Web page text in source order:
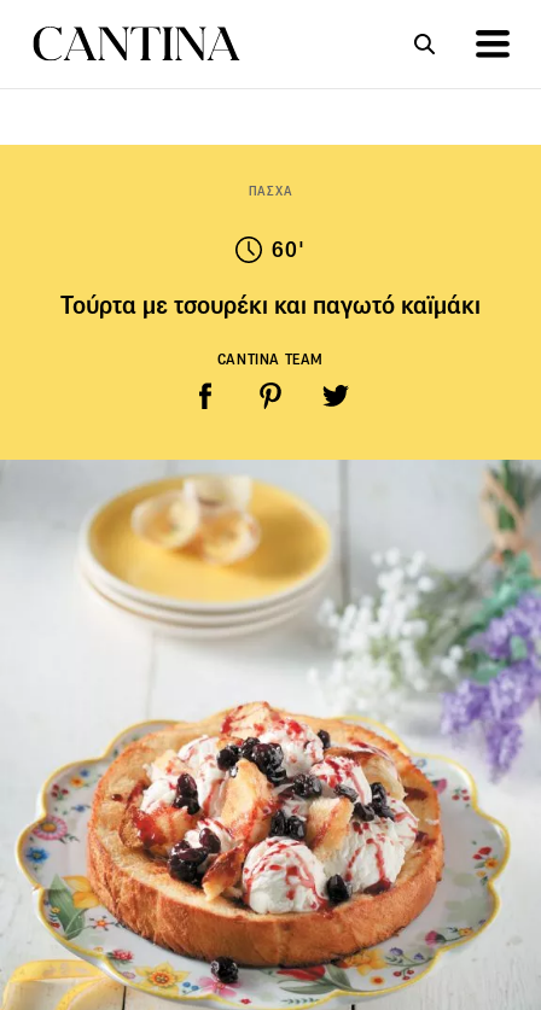
ΠΑΣΧΑ
60'
Τούρτα με τσουρέκι και παγωτό καϊμάκι
CANTINA TEAM